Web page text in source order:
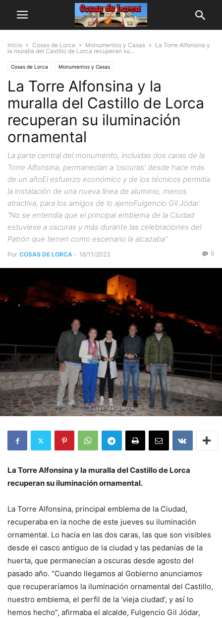
Inicio Cosas de Lorca Monumentos y Casas
La Torre Alfonsina y
la muralla del Castillo de Lorca recuperan su...
Cosas de Lorca Monumentos y Casas
La Torre Alfonsina y la
muralla del Castillo de Lorca
recuperan su iluminación
ornamental
La parte central del monumento, incluidas dos caras de la
Torre Alfonsina, permanecían a ‘oscuras’ desde hace más
de un añoEl esfuerzo económico y de los técnicos permitía
la instalación de una nueva línea de aluminio, menos
atractiva, para los amigos de lo ajenoFulgencio Gil Jódar:
“No se entendía que el principal emblema de la Ciudad
estuviese a oscuras y más durante las celebraciones del
Patrón que tienen como escenario la alcazaba”
Por COSAS DE LORCA - 16/11/2023 0
La Torre Alfonsina y la muralla del Castillo de Lorca
recuperan su iluminación ornamental.
La Torre Alfonsina, principal emblema de la Ciudad,
recuperaba en la noche de este jueves su iluminación
ornamental. Lo hacía en las dos caras, las que son visibles
desde el casco antiguo de la ciudad y las pedanías de la
huerta, que permanecían a oscuras desde agosto del
pasado año. “Cuando llegamos al Gobierno anunciamos
que recuperaríamos la iluminación ornamental del Castillo,
nuestro emblema, el perfil de la ‘vieja ciudad’, y así lo
hemos hecho”, afirmaba el alcalde, Fulgencio Gil Jódar,